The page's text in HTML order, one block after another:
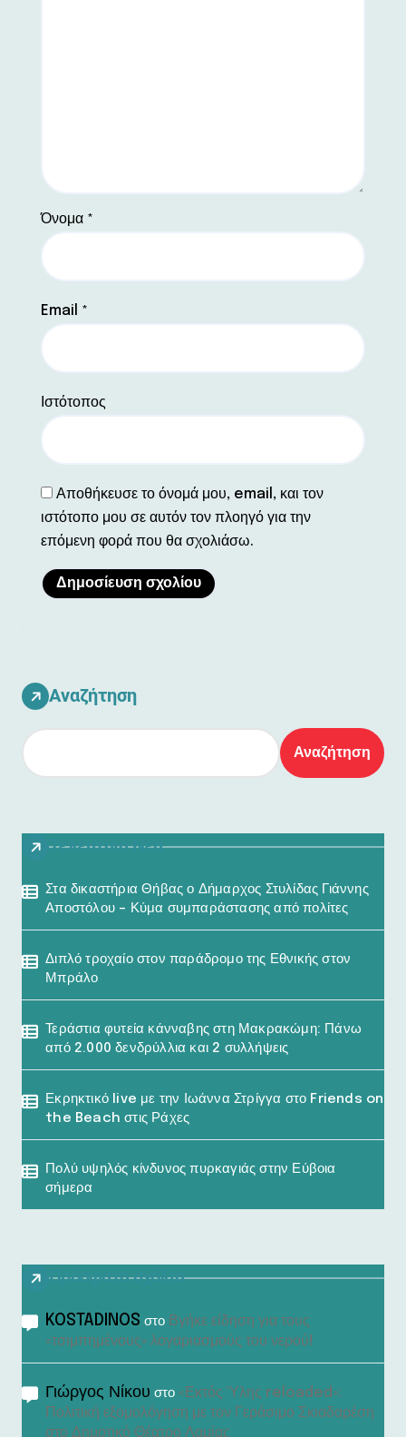
Όνομα *
Email *
Ιστότοπος
Αποθήκευσε το όνομά μου, email, και τον
ιστότοπο μου σε αυτόν τον πλοηγό για την
επόμενη φορά που θα σχολιάσω.
Αναζήτηση
Αναζήτηση
Τελευταία Νέα
Στα δικαστήρια Θήβας ο Δήμαρχος Στυλίδας Γιάννης
Αποστόλου – Κύμα συμπαράστασης από πολίτες
Διπλό τροχαίο στον παράδρομο της Εθνικής στον
Μπράλο
Τεράστια φυτεία κάνναβης στη Μακρακώμη: Πάνω
από 2.000 δενδρύλλια και 2 συλλήψεις
Εκρηκτικό live με την Ιωάννα Στρίγγα στο Friends on
the Beach στις Ράχες
Πολύ υψηλός κίνδυνος πυρκαγιάς στην Εύβοια
σήμερα
Πρόσφατα σχόλια
KOSTADINOS στο Βγήκε είδηση για τους
«τσιμπημένους» λογαριασμούς του νερού!
Γιώργος Νίκου στο «Εκτός Ύλης reloaded»:
Πολιτική εξομολόγηση με τον Γεράσιμο Σκιαδαρέση
στο Δημοτικό Θέατρο Λαμίας